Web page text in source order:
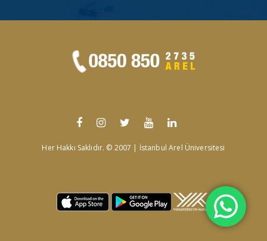
Her Hakkı Saklıdır. © 2007 | İstanbul Arel Üniversitesi